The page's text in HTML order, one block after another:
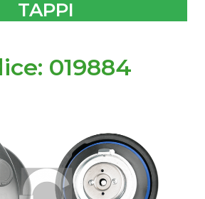
TAPPI
019884